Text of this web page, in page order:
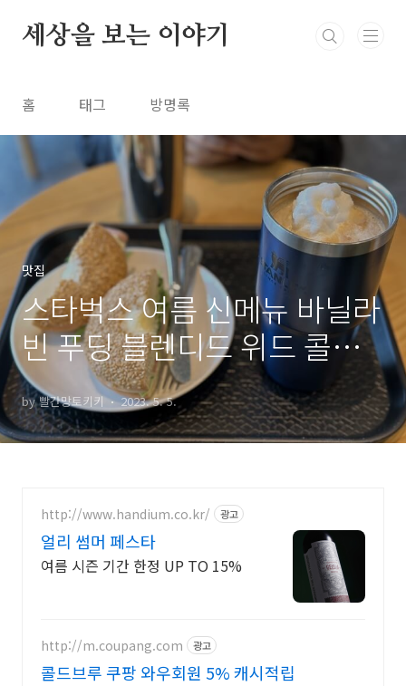
세상을 보는 이야기
홈 태그 방명록
맛집
스타벅스 여름 신메뉴 바닐라
빈 푸딩 블렌디드 위드 콜드
브루 후기
by 빨간망토키키 2023. 5. 5.
http://www.handium.co.kr/ 광고
얼리 썸머 페스타
여름 시즌 기간 한정 UP TO 15%
http://m.coupang.com 광고
콜드브루 쿠팡 와우회원 5% 캐시적립